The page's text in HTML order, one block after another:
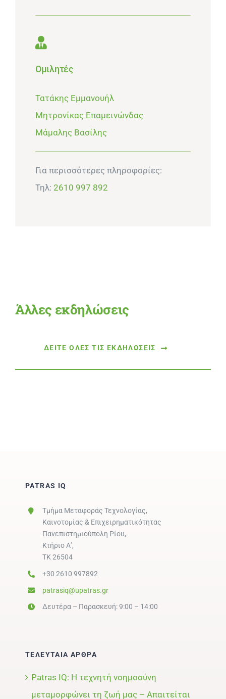
Ομιλητές
Τατάκης Εμμανουήλ
Μητρονίκας Επαμεινώνδας
Μάμαλης Βασίλης
Για περισσότερες πληροφορίες:
Τηλ: 2610 997 892
Άλλες εκδηλώσεις
ΔΕΙΤΕ ΟΛΕΣ ΤΙΣ ΕΚΔΗΛΩΣΕΙΣ
PATRAS IQ
Τμήμα Μεταφοράς Τεχνολογίας,
Καινοτομίας & Επιχειρηματικότητας
Πανεπιστημιούπολη Ρίου,
Κτήριο Α’,
ΤΚ 26504
+30 2610 997892
patrasiq@upatras.gr
Δευτέρα – Παρασκευή: 9:00 – 14:00
ΤΕΛΕΥΤΑΙΑ ΑΡΘΡΑ
Patras IQ: Η τεχνητή νοημοσύνη
μεταμορφώνει τη ζωή μας – Απαιτείται